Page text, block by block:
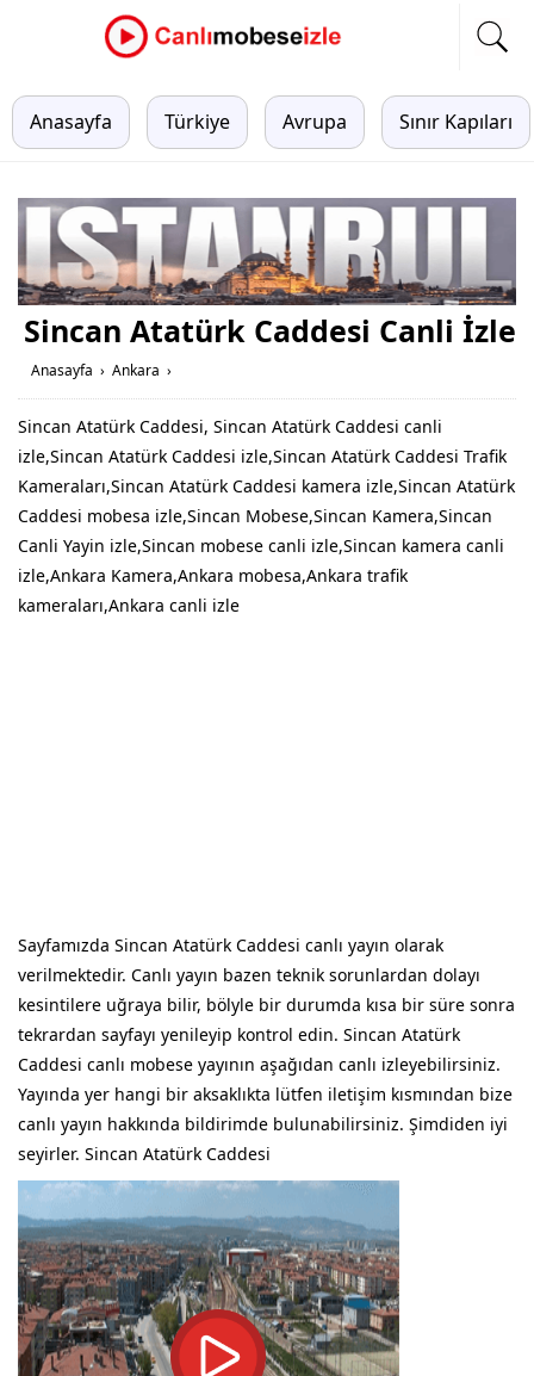
Anasayfa Türkiye Avrupa Sınır Kapıları
Sincan Atatürk Caddesi Canli İzle
Anasayfa › Ankara ›
Sincan Atatürk Caddesi, Sincan Atatürk Caddesi canli
izle,Sincan Atatürk Caddesi izle,Sincan Atatürk Caddesi Trafik
Kameraları,Sincan Atatürk Caddesi kamera izle,Sincan Atatürk
Caddesi mobesa izle,Sincan Mobese,Sincan Kamera,Sincan
Canli Yayin izle,Sincan mobese canli izle,Sincan kamera canli
izle,Ankara Kamera,Ankara mobesa,Ankara trafik
kameraları,Ankara canli izle
Sayfamızda Sincan Atatürk Caddesi canlı yayın olarak
verilmektedir. Canlı yayın bazen teknik sorunlardan dolayı
kesintilere uğraya bilir, bölyle bir durumda kısa bir süre sonra
tekrardan sayfayı yenileyip kontrol edin. Sincan Atatürk
Caddesi canlı mobese yayının aşağıdan canlı izleyebilirsiniz.
Yayında yer hangi bir aksaklıkta lütfen iletişim kısmından bize
canlı yayın hakkında bildirimde bulunabilirsiniz. Şimdiden iyi
seyirler. Sincan Atatürk Caddesi